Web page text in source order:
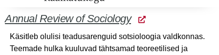
Annual Review of Sociology
Käsitleb olulisi teadusarenguid sotsioloogia valdkonnas.
Teemade hulka kuuluvad tähtsamad teoreetilised ja